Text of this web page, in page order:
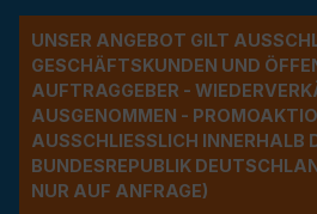
UNSER ANGEBOT GILT
ESCHÄFTSKUNDEN UND
UFTRAGGEBER -
USGENOMMEN -
USSCHLIESSLICH INNERHALB
NDESREPUBLIK DEUTSCHLAND
R AUF ANFRAGE)